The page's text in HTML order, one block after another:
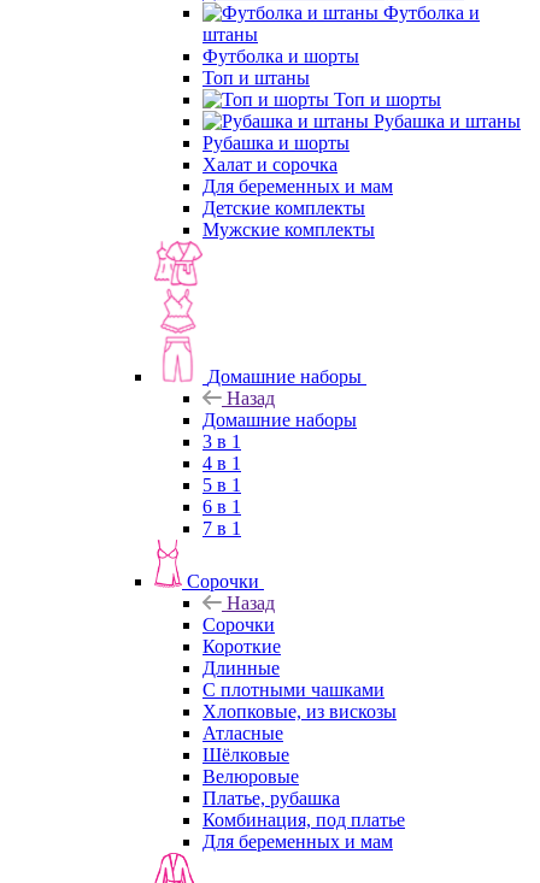
Футболка и
штаны
Футболка и шорты
Топ и штаны
Топ и шорты
Рубашка и штаны
Рубашка и шорты
Халат и сорочка
Для беременных и мам
Детские комплекты
Мужские комплекты
Домашние наборы
Назад
Домашние наборы
3 в 1
4 в 1
5 в 1
6 в 1
7 в 1
Сорочки
Назад
Сорочки
Короткие
Длинные
С плотными чашками
Хлопковые, из вискозы
Атласные
Шёлковые
Велюровые
Платье, рубашка
Комбинация, под платье
Для беременных и мам